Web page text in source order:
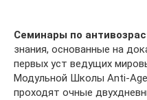
Семинары по
знания, основанные на
первых уст ведущих
Модульной Школы Anti-
проходят очные